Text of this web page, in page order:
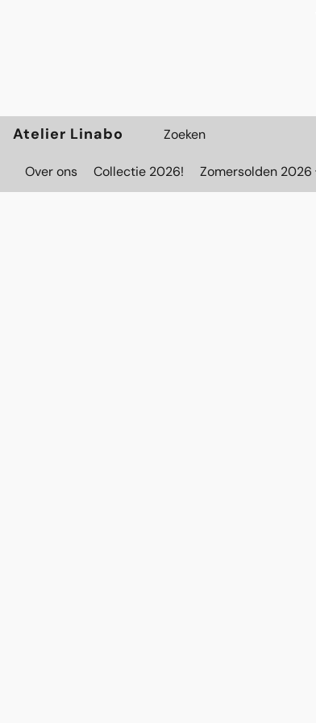
Atelier Linabo
Over ons Collectie 2026! Zomersolden 2026